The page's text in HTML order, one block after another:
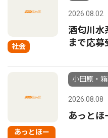
社会
2026.08.02
酒匂川
まで応募
あっとほー
小田原・
2026.08.08
あっとほ